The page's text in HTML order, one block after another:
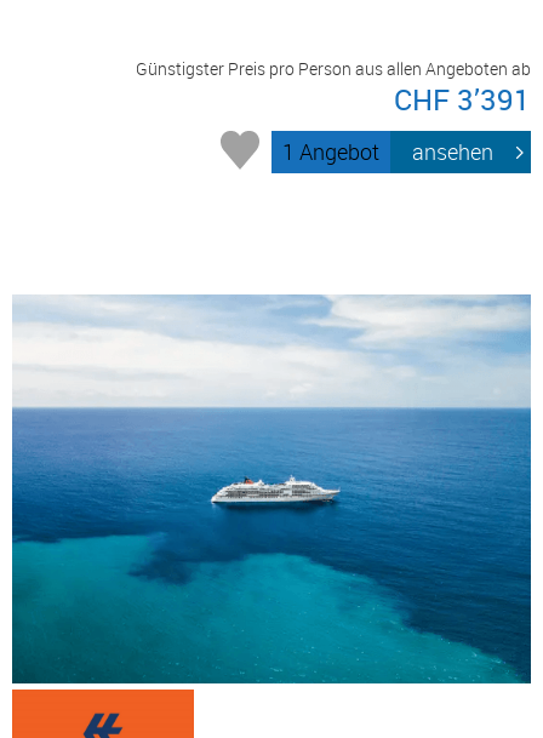
Günstigster Preis pro Person aus allen Angeboten ab
CHF 3’391
1 Angebot ansehen